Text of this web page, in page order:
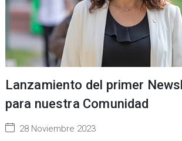
Lanzamiento del primer
para nuestra Comunidad
28 Noviembre 2023